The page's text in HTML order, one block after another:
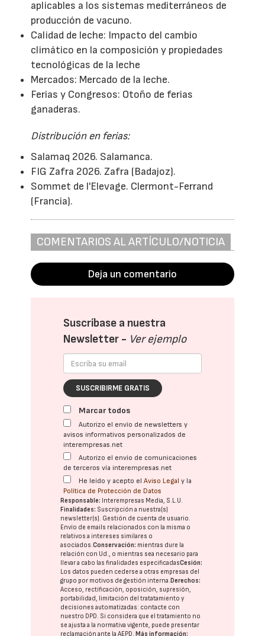
aplicables a los sistemas mediterráneos de
producción de vacuno.
Calidad de leche: Impacto del cambio
climático en la composición y propiedades
tecnológicas de la leche
Mercados: Mercado de la leche.
Ferias y Congresos: Otoño de ferias
ganaderas.
Distribución en ferias:
Salamaq 2026. Salamanca.
FIG Zafra 2026. Zafra (Badajoz).
Sommet de l'Elevage. Clermont-Ferrand
(Francia).
COMENTARIOS AL ARTÍCULO/NOTICIA
Deja un comentario
Suscríbase a nuestra
Newsletter - Ver ejemplo
SUSCRIBIRME GRATIS
Marcar todos
Autorizo el envío de newsletters y
avisos informativos personalizados de
interempresas.net
Autorizo el envío de comunicaciones
de terceros vía interempresas.net
He leído y acepto elAviso Legal y la
Política de Protección de Datos
Responsable: Interempresas Media, S.L.U.
Finalidades: Suscripción a nuestra(s)
newsletter(s). Gestión de cuenta de usuario.
Envío de emails relacionados con la misma o
relativos a intereses similares o
asociados.Conservación: mientras dure la
relación con Ud., o mientras sea necesario para
llevar a cabo las finalidades especificadasCesión:
Los datos pueden cederse a otras empresas del
grupo por motivos de gestión interna. Derechos:
Acceso, rectificación, oposición, supresión,
portabilidad, limitación del tratatamiento y
decisiones automatizadas: contacte con
nuestro DPD. Si considera que el tratamiento no
se ajusta a la normativa vigente, puede presentar
reclamación ante laAEPD. Más información: